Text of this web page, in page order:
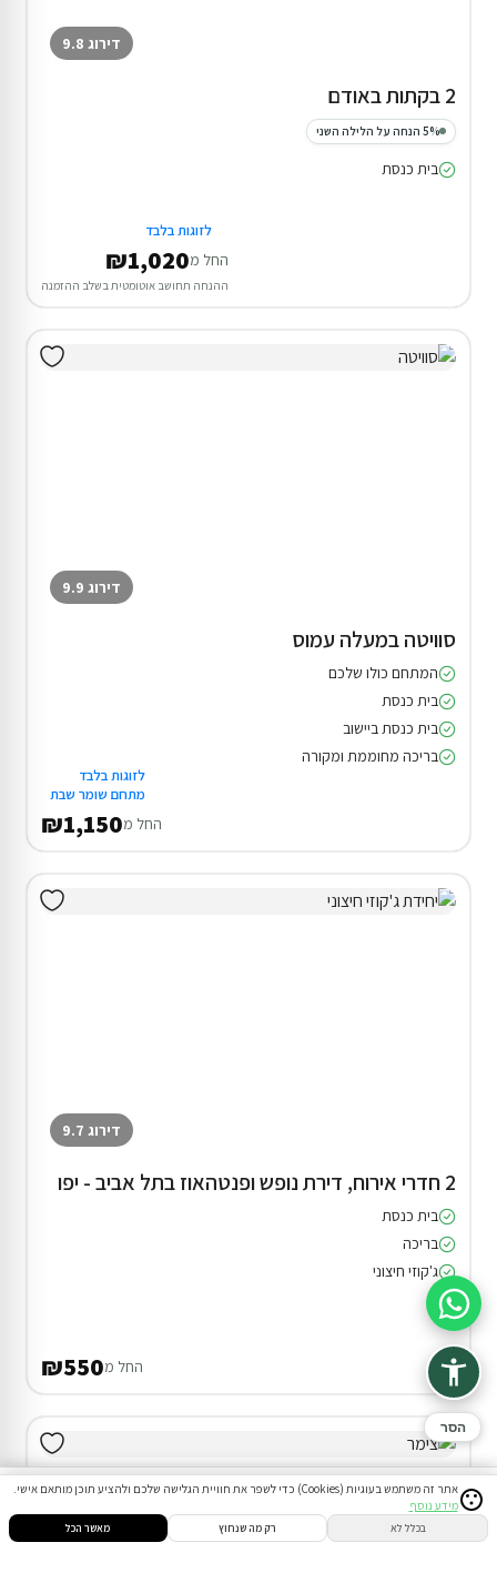
הזמנות הודעות התחבר
דירוג 9.8
2 בקתות באודם
5% הנחה על הלילה השני
בית כנסת
לזוגות בלבד
החל מ₪1,020
ההנחה תחושב אוטומטית בשלב ההזמנה
דירוג 9.9
סוויטה במעלה עמוס
המתחם כולו שלכם
בית כנסת
בית כנסת ביישוב
בריכה מחוממת ומקורה
לזוגות בלבד
מתחם שומר שבת
החל מ₪1,150
דירוג 9.7
2 חדרי אירוח, דירת נופש ופנטהאוז בתל אביב - יפו
בית כנסת
בריכה
ג'קוזי חיצוני
החל מ₪550
אתר זה משתמש בעוגיות (Cookies) כדי לשפר את חוויית הגלישה שלכם ולהציע תוכן מותאם אישי.
מידע נוסף
בכלל לא רק מה שנחוץ מאשר הכל
סיוע בהזמנה
הסר